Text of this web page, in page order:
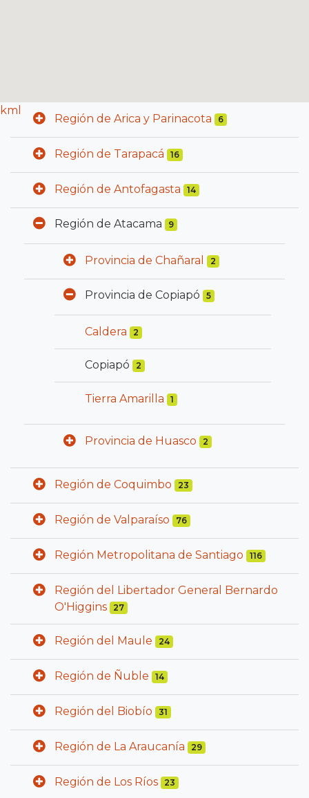
kml
Región de Arica y Parinacota 6
Región de Tarapacá 16
Región de Antofagasta 14
Región de Atacama 9
Provincia de Chañaral 2
Provincia de Copiapó 5
Caldera 2
Copiapó 2
Tierra Amarilla 1
Provincia de Huasco 2
Región de Coquimbo 23
Región de Valparaíso 76
Región Metropolitana de Santiago 116
Región del Libertador General Bernardo
O'Higgins
27
Región del Maule 24
Región de Ñuble 14
Región del Biobío 31
Región de La Araucanía 29
Región de Los Ríos 23